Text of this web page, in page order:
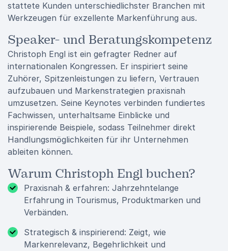
stattete Kunden unterschiedlichster Branchen mit
Werkzeugen für exzellente Markenführung aus.
Speaker- und Beratungskompetenz
Christoph Engl ist ein gefragter Redner auf
internationalen Kongressen. Er inspiriert seine
Zuhörer, Spitzenleistungen zu liefern, Vertrauen
aufzubauen und Markenstrategien praxisnah
umzusetzen. Seine Keynotes verbinden fundiertes
Fachwissen, unterhaltsame Einblicke und
inspirierende Beispiele, sodass Teilnehmer direkt
Handlungsmöglichkeiten für ihr Unternehmen
ableiten können.
Warum Christoph Engl buchen?
Praxisnah & erfahren: Jahrzehntelange
Erfahrung in Tourismus, Produktmarken und
Verbänden.
Strategisch & inspirierend: Zeigt, wie
Markenrelevanz, Begehrlichkeit und